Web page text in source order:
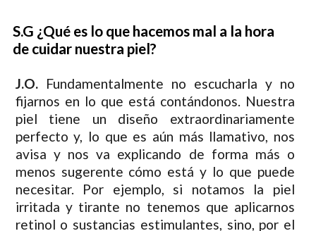
S.G ¿Qué es lo que hacemos mal a la hora
de cuidar nuestra piel?
J.O.Fundamentalmente no escucharla y no
fijarnos en lo que está contándonos. Nuestra
piel tiene un diseño extraordinariamente
perfecto y, lo que es aún más llamativo, nos
avisa y nos va explicando de forma más o
menos sugerente cómo está y lo que puede
necesitar. Por ejemplo, si notamos la piel
irritada y tirante no tenemos que aplicarnos
retinol o sustancias estimulantes, sino, por el